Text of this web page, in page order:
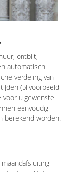
ontbijt,
automatisch
verdeling van
(bijvoorbeeld
voor u gewenste
eenvoudig
berekend worden.